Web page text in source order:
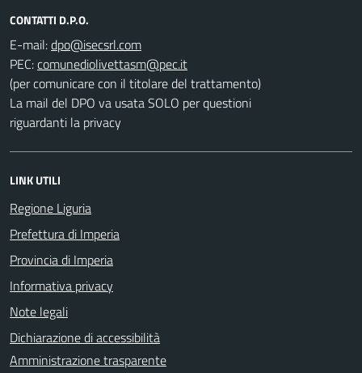
CONTATTI D.P.O.
E-mail:
PEC:
(per comunicare con il titolare del trattamento)
La mail del DPO va usata SOLO per questioni
riguardanti la privacy
LINK UTILI
Regione Liguria
Prefettura di Imperia
Provincia di Imperia
Informativa privacy
Note legali
Dichiarazione di accessibilità
Amministrazione trasparente